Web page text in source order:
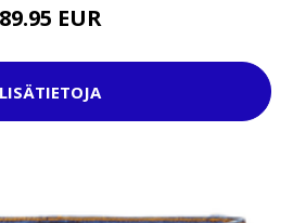
89.95 EUR
LISÄTIETOJA